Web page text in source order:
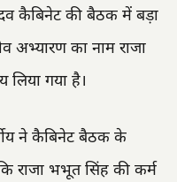
कैबिनेट की बैठक में बड़ा
अभ्यारण का नाम राजा
गया है।
ने कैबिनेट बैठक के
राजा भभूत सिंह की कर्म